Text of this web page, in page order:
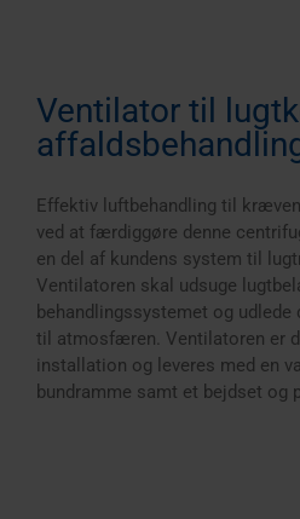
Ventilator til
Effektiv luftbehandling til
ved at færdiggøre denne
en del af kundens system til
Ventilatoren skal udsuge
behandlingssystemet og
til atmosfæren. Ventilatoren er
installation og leveres med en
bundramme samt et bejdset og